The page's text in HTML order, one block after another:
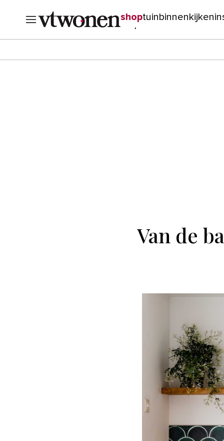
shoptuin binnenkijken
verbouwen
Van de